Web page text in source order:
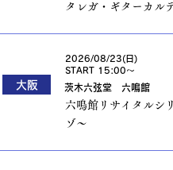
タレガ・ギターカル
大阪
2026/08/23(日)
START 15:00〜
茨木六弦堂 六鳴館
六鳴館リサイタルシ
ゾ〜